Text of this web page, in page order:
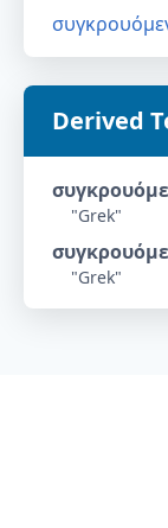
Derived
"Grek"
"Grek"